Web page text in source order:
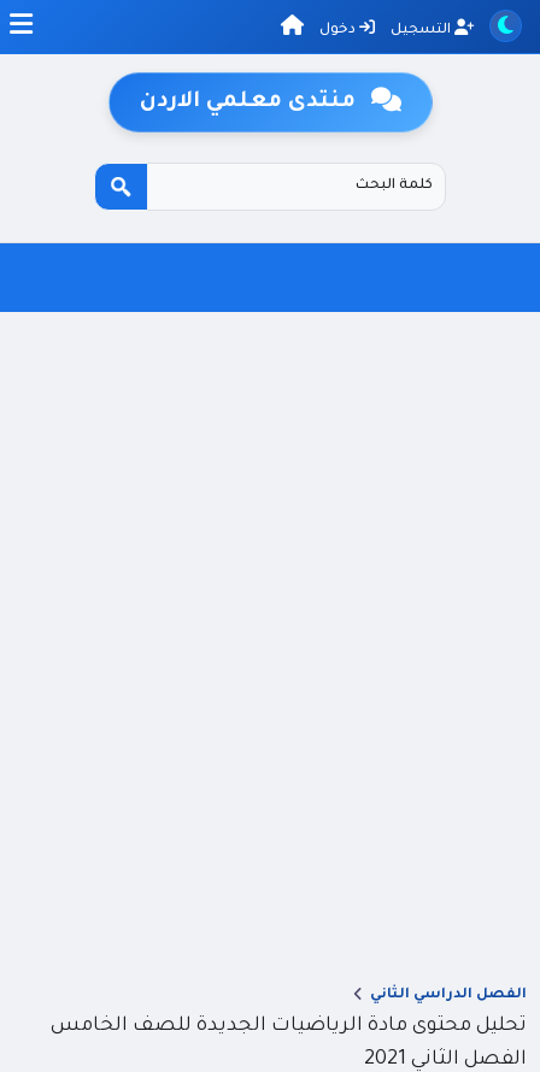
التسجيل دخول
منتدى معلمي الاردن
الفصل الدراسي الثاني
تحليل محتوى مادة الرياضيات الجديدة للصف الخامس
الفصل الثاني 2021